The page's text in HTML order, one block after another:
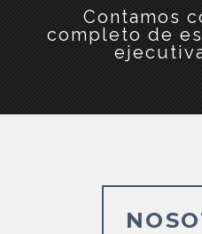
Contamos
completo de